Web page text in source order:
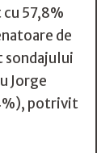
cu 57,8%
de
Jorge
potrivit